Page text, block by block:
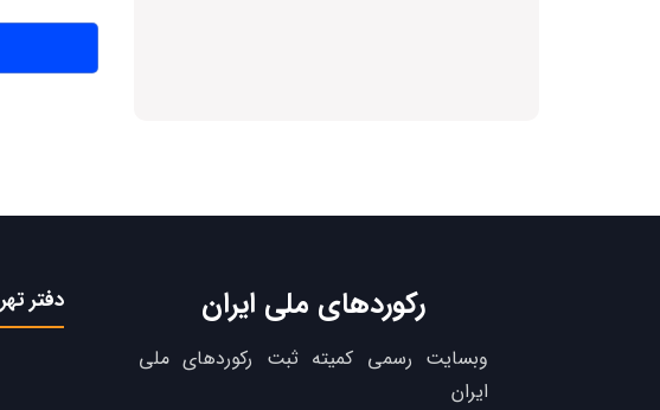
رکوردهای ملی ایران
وبسایت رسمی کمیته ثبت رکوردهای ملی
ایران
دفتر